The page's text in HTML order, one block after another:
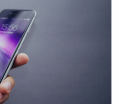
據公告，近6個營業日累積收
營業日起迄兩個營業日收盤價
鐘分盤撮合，希望降低市場
）千附則因近期股價持續攀
累積最後成交價漲幅達
，交易熱度明顯增加，因此自
度降溫短線交易。法人表
表公司基本面惡化，也不意味